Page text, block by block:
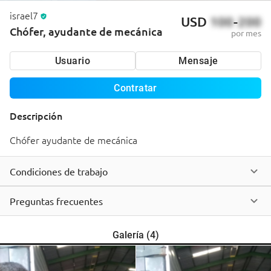
israel7
Chófer, ayudante de mecánica
USD 100-200
por mes
Usuario Mensaje
Contratar
Descripción
Chófer ayudante de mecánica
Condiciones de trabajo
Preguntas frecuentes
Galería (4)